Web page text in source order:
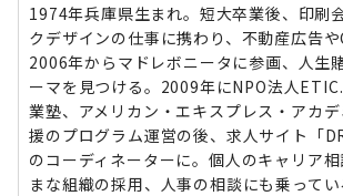
1974年兵庫県生まれ。短大卒業後、印刷
クデザインの仕事に携わり、不動産広告や
2006年からマドレボニータに参画、人生
ーマを見つける。2009年にNPO法人
業塾、アメリカン・エキスプレス・アカ
援のプログラム運営の後、求人サイト「
のコーディネーターに。個人のキャリア
まな組織の採用、人事の相談にも乗ってい